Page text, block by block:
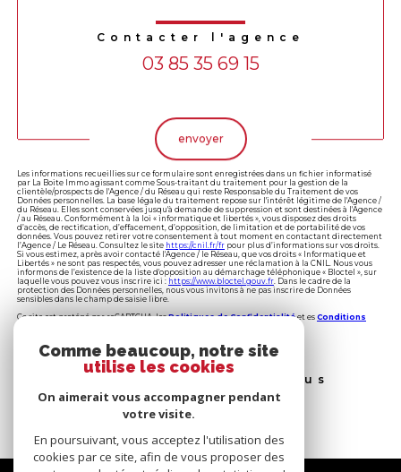
Contacter l'agence
03 85 35 69 15
envoyer
Les informations recueillies sur ce formulaire sont enregistrées dans un fichier informatisé
par La Boite Immo agissant comme Sous-traitant du traitement pour la gestion de la
clientèle/prospects de l'Agence / du Réseau qui reste Responsable du Traitement de vos
Données personnelles. La base légale du traitement repose sur l'intérêt légitime de l'Agence /
du Réseau. Elles sont conservées jusqu'à demande de suppression et sont destinées à l'Agence
/ au Réseau. Conformément à la loi « informatique et libertés », vous disposez des droits
d’accès, de rectification, d’effacement, d’opposition, de limitation et de portabilité de vos
données. Vous pouvez retirer votre consentement à tout moment en contactant directement
l’Agence / Le Réseau. Consultez le site https://cnil.fr/fr pour plus d’informations sur vos droits.
Si vous estimez, après avoir contacté l'Agence / le Réseau, que vos droits « Informatique et
Libertés » ne sont pas respectés, vous pouvez adresser une réclamation à la CNIL. Nous vous
informons de l’existence de la liste d'opposition au démarchage téléphonique « Bloctel », sur
laquelle vous pouvez vous inscrire ici : https://www.bloctel.gouv.fr . Dans le cadre de la
protection des Données personnelles, nous vous invitons à ne pas inscrire de Données
sensibles dans le champ de saisie libre.
Ce site est protégé par reCAPTCHA, lesPolitiques de Confidentialitéet es Conditions
Ces biens peuvent vous
intéresser
Comme beaucoup, notre site
utilise les cookies
On aimerait vous accompagner pendant
votre visite.
En poursuivant, vous acceptez l'utilisation des
cookies par ce site, afin de vous proposer des